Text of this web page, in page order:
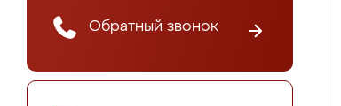
Обратный звонок